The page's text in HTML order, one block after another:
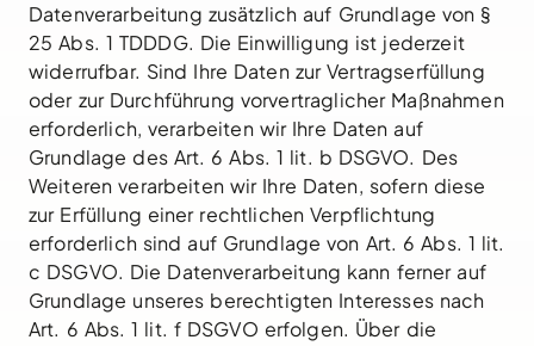
Datenverarbeitung zusätzlich auf Grundlage von §
25 Abs. 1 TDDDG. Die Einwilligung ist jederzeit
widerrufbar. Sind Ihre Daten zur Vertragserfüllung
oder zur Durchführung vorvertraglicher Maßnahmen
erforderlich, verarbeiten wir Ihre Daten auf
Grundlage des Art. 6 Abs. 1 lit. b DSGVO. Des
Weiteren verarbeiten wir Ihre Daten, sofern diese
zur Erfüllung einer rechtlichen Verpflichtung
erforderlich sind auf Grundlage von Art. 6 Abs. 1 lit.
c DSGVO. Die Datenverarbeitung kann ferner auf
Grundlage unseres berechtigten Interesses nach
Art. 6 Abs. 1 lit. f DSGVO erfolgen. Über die